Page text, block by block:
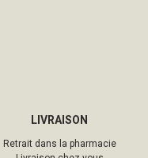
LIVRAISON
Retrait dans la pharmacie